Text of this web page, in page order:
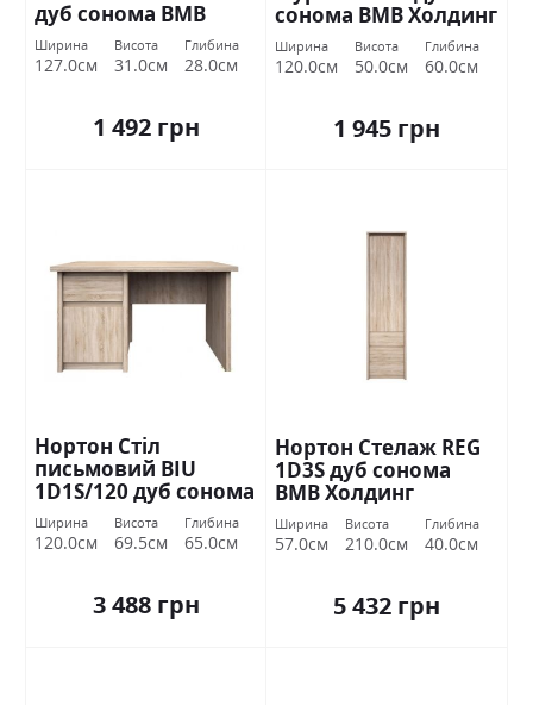
дуб сонома ВМВ
Холдинг
Ширина
127.0см
Висота
31.0см
Глибина
28.0см
1 492 грн
сонома ВМВ Холдинг
Ширина
120.0см
Висота
50.0см
Глибина
60.0см
1 945 грн
Нортон Стіл
письмовий BIU
1D1S/120 дуб сонома
ВМВ Холдинг
Ширина
120.0см
Висота
69.5см
Глибина
65.0см
3 488 грн
Нортон Стелаж REG
1D3S дуб сонома
ВМВ Холдинг
Ширина
57.0см
Висота
210.0см
Глибина
40.0см
5 432 грн